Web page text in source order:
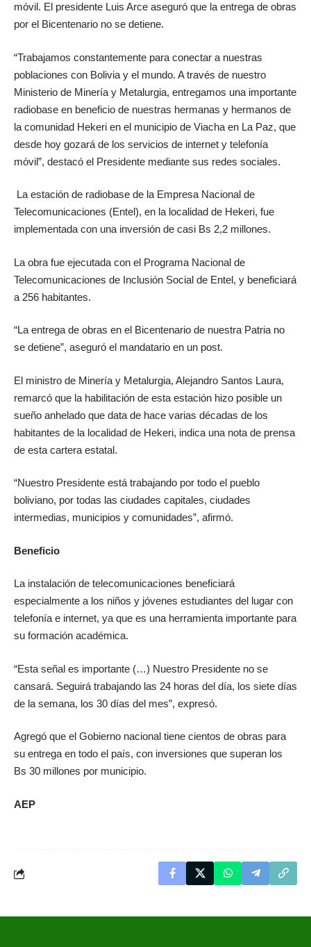
móvil. El presidente Luis Arce aseguró que la entrega de obras
por el Bicentenario no se detiene.
“Trabajamos constantemente para conectar a nuestras
poblaciones con Bolivia y el mundo. A través de nuestro
Ministerio de Minería y Metalurgia, entregamos una importante
radiobase en beneficio de nuestras hermanas y hermanos de
la comunidad Hekeri en el municipio de Viacha en La Paz, que
desde hoy gozará de los servicios de internet y telefonía
móvil”, destacó el Presidente mediante sus redes sociales.
La estación de radiobase de la Empresa Nacional de
Telecomunicaciones (Entel), en la localidad de Hekeri, fue
implementada con una inversión de casi Bs 2,2 millones.
La obra fue ejecutada con el Programa Nacional de
Telecomunicaciones de Inclusión Social de Entel, y beneficiará
a 256 habitantes.
“La entrega de obras en el Bicentenario de nuestra Patria no
se detiene”, aseguró el mandatario en un post.
El ministro de Minería y Metalurgia, Alejandro Santos Laura,
remarcó que la habilitación de esta estación hizo posible un
sueño anhelado que data de hace varias décadas de los
habitantes de la localidad de Hekeri, indica una nota de prensa
de esta cartera estatal.
“Nuestro Presidente está trabajando por todo el pueblo
boliviano, por todas las ciudades capitales, ciudades
intermedias, municipios y comunidades”, afirmó.
Beneficio
La instalación de telecomunicaciones beneficiará
especialmente a los niños y jóvenes estudiantes del lugar con
telefonía e internet, ya que es una herramienta importante para
su formación académica.
“Esta señal es importante (…) Nuestro Presidente no se
cansará. Seguirá trabajando las 24 horas del día, los siete días
de la semana, los 30 días del mes”, expresó.
Agregó que el Gobierno nacional tiene cientos de obras para
su entrega en todo el país, con inversiones que superan los
Bs 30 millones por municipio.
AEP